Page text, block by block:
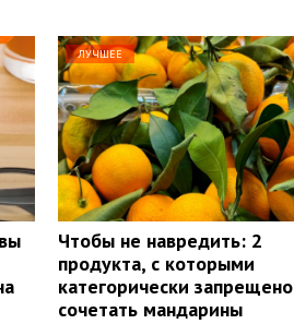
ЛУЧШЕЕ
Чтобы не навредить: 2
продукта, с которыми
категорически запрещено
сочетать мандарины